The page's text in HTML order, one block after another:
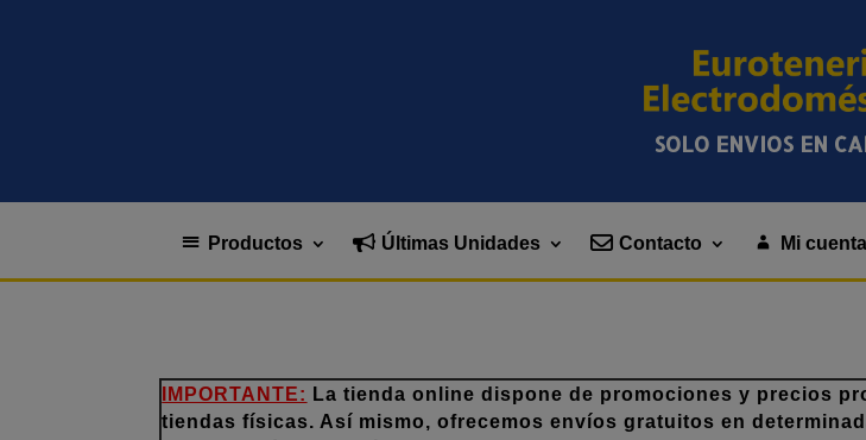
SOLO ENVIOS EN
Productos Últimas Unidades Contacto Mi cuenta
IMPORTANTE: La tienda online dispone de promociones y precios
tiendas físicas. Así mismo, ofrecemos envíos gratuitos en